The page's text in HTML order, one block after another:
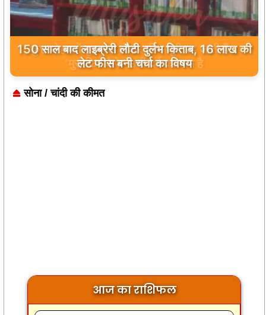
कुछ मोहब्बतें मुकम्मल होकर भी अधूरी रह जाती हैं…
‘मुसाफिर कैफे’ उसी दर्द का नाम है
सोना / चांदी की कीमत
आज का राशिफल